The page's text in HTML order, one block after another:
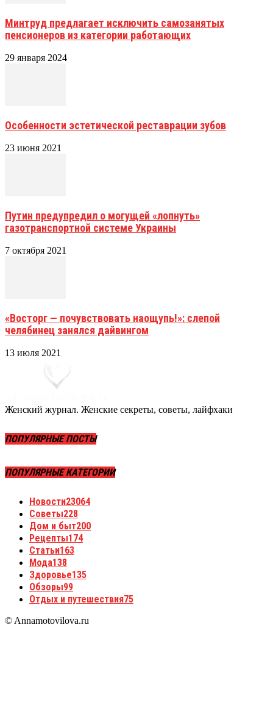
Минтруд предлагает исключить самозанятых
пенсионеров из категории работающих
29 января 2024
Особенности эстетической реставрации зубов
23 июня 2021
Путин предупредил о могущей «лопнуть»
газотранспортной системе Украины
7 октября 2021
«Восторг — почувствовать наощупь!»: слепой
челябинец занялся дайвингом
13 июля 2021
Женский журнал. Женские секреты, советы, лайфхаки
ПОПУЛЯРНЫЕ ПОСТЫ
ПОПУЛЯРНЫЕ КАТЕГОРИИ
Новости23064
Советы228
Дом и быт200
Рецепты174
Статьи163
Мода138
Здоровье135
Обзоры99
Отдых и путешествия75
© Annamotovilova.ru